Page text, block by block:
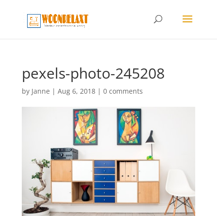
pexels-photo-245208
by Janne | Aug 6, 2018| 0 comments